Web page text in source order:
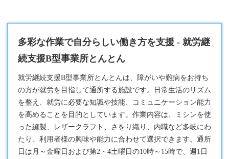
多彩な作業で自分らしい働き方を支援 - 就労継
続支援B型事業所とんとん
就労継続支援B型事業所とんとんは、障がいや難病をお持ち
の方が就労を目指して通所する施設です。日常生活のリズム
を整え、就労に必要な知識や技能、コミュニケーション能力
を高めることを目的としています。作業内容は、ミシンを使
った縫製、レザークラフト、さをり織り、内職など多岐にわ
たり、利用者様の興味や能力に合わせて選択できます。通所
日は月～金曜日および第2・4土曜日の10時～15時で、週1日